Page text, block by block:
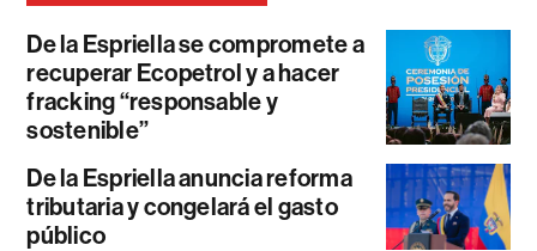
De la Espriella se compromete a
recuperar Ecopetrol y a hacer
fracking “responsable y
sostenible”
De la Espriella anuncia reforma
tributaria y congelará el gasto
público